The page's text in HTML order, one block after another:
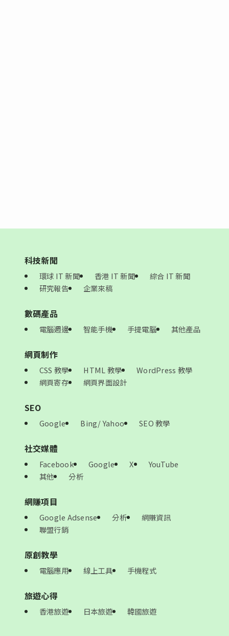
科技新聞
環球 IT 新聞 香港 IT 新聞
綜合 IT 新聞
研究報告
企業來稿
數碼產品
電腦週邊 智能手機 手提電腦 其他產品
網頁制作
CSS 教學 HTML 教學
WordPress 教學
網頁寄存
網頁界面設計
SEO
Google Bing/ Yahoo SEO 教學
社交媒體
Facebook Google X
YouTube
其他
分析
網賺項目
Google Adsense 分析
網賺資訊
聯盟行銷
原創教學
電腦應用 線上工具 手機程式
旅遊心得
香港旅遊 日本旅遊 韓國旅遊